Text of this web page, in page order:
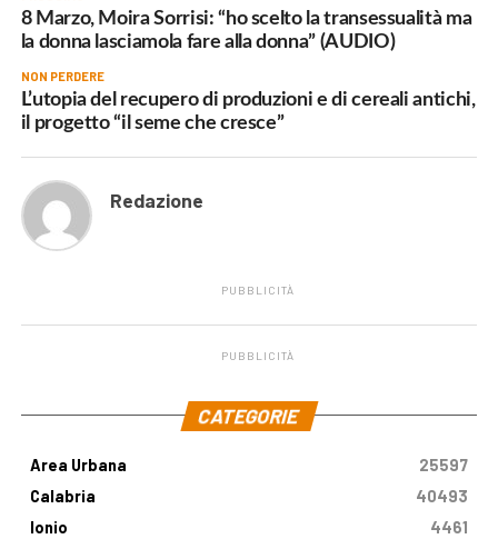
8 Marzo, Moira Sorrisi: “ho scelto la transessualità ma
la donna lasciamola fare alla donna” (AUDIO)
NON PERDERE
L’utopia del recupero di produzioni e di cereali antichi,
il progetto “il seme che cresce”
Redazione
PUBBLICITÀ
PUBBLICITÀ
CATEGORIE
Area Urbana
25597
Calabria
40493
Ionio
4461